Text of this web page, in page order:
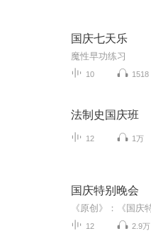
国庆七天乐
魔性早功练习
10 1518
法制史国庆班
12 1万
国庆特别晚会
12 2.9万